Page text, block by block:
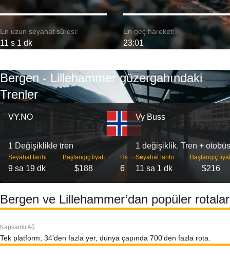
En uzun seyahat süresi:
11 s 1 dk
En geç hareket:
23:01
Bergen - Lillehammer güzergahındaki
Trenler
VY.NO
1 Değişiklikle tren
Seyahat tarihi
9 sa 19 dk
Başlangıç ​​fiyatı
$188
Hareket
6
Vy Buss
1 değişiklik. Tren + otobüs
Seyahat tarihi
11 sa 1 dk
Başlangıç
$216
Bergen ve Lillehammer’dan popüler rotalar
Kapsamlı Ağ
Tek platform, 34'den fazla yer, dünya çapında 700'den fazla rota.